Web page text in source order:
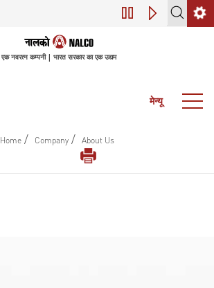
डिजिटल परिवर्तन
एक नवरत्न कम्पनी | भारत सरकार का एक उद्यम
मेन्यू
Home / Company / About Us